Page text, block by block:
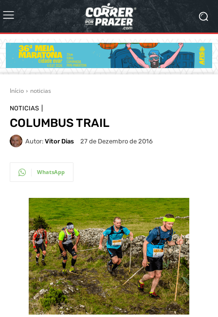
Início noticias
NOTICIAS
COLUMBUS TRAIL
Autor: Vitor Dias 27 de Dezembro de 2016
WhatsApp